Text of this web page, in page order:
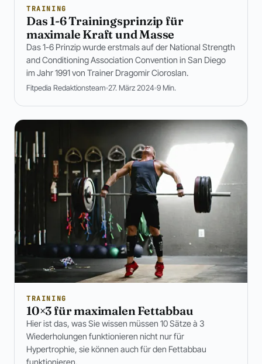
TRAINING
Das 1-6 Trainingsprinzip für
maximale Kraft und Masse
Das 1-6 Prinzip wurde erstmals auf der National Strength
and Conditioning Association Convention in San Diego
im Jahr 1991 von Trainer Dragomir Cioroslan.
Fitpedia Redaktionsteam 27. März 2024 9 Min.
TRAINING
10×3 für maximalen Fettabbau
Hier ist das, was Sie wissen müssen 10 Sätze à 3
Wiederholungen funktionieren nicht nur für
Hypertrophie, sie können auch für den Fettabbau
funktionieren.